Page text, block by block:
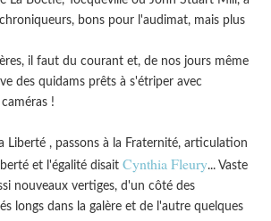
bons pour l'audimat, mais plus
il faut du courant et, de nos jours même
des quidams prêts à s'étriper avec
!
Liberté , passons à la Fraternité, articulation
et l'égalité disaitCynthia Fleury... Vaste
nouveaux vertiges, d'un côté des
longs dans la galère et de l'autre quelques